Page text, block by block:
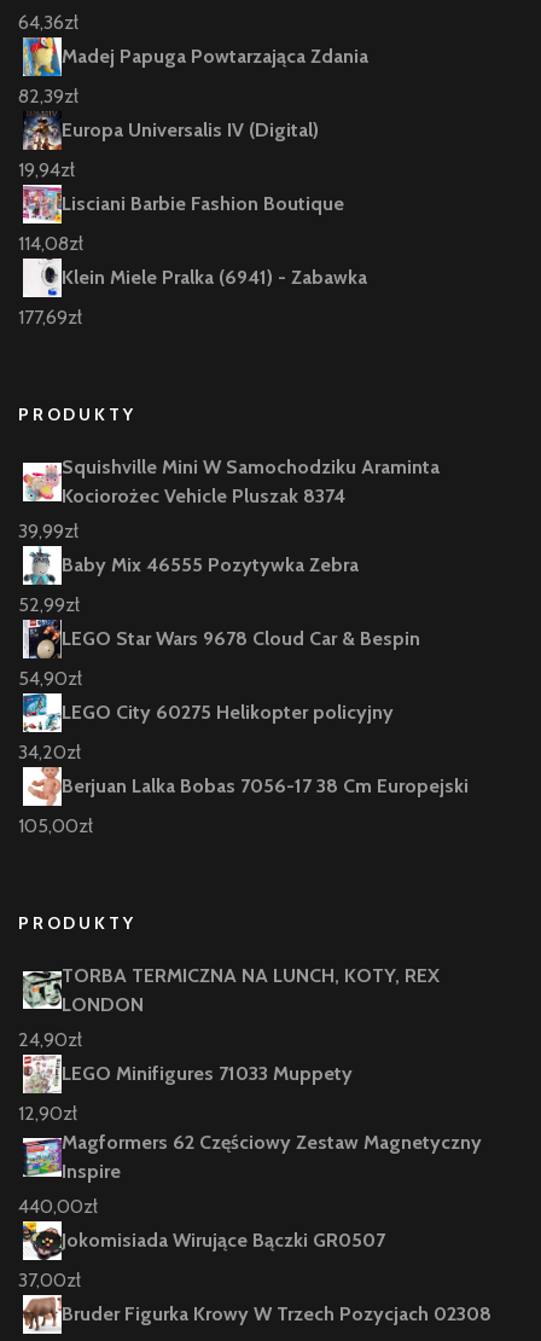
64,36zł
Madej Papuga Powtarzająca Zdania
82,39zł
Europa Universalis IV (Digital)
19,94zł
Lisciani Barbie Fashion Boutique
114,08zł
Klein Miele Pralka (6941) - Zabawka
177,69zł
PRODUKTY
Squishville Mini W Samochodziku Araminta
Kociorożec Vehicle Pluszak 8374
39,99zł
Baby Mix 46555 Pozytywka Zebra
52,99zł
LEGO Star Wars 9678 Cloud Car & Bespin
54,90zł
LEGO City 60275 Helikopter policyjny
34,20zł
Berjuan Lalka Bobas 7056-17 38 Cm Europejski
105,00zł
PRODUKTY
TORBA TERMICZNA NA LUNCH, KOTY, REX
LONDON
24,90zł
LEGO Minifigures 71033 Muppety
12,90zł
Magformers 62 Częściowy Zestaw Magnetyczny
Inspire
440,00zł
Jokomisiada Wirujące Bączki GR0507
37,00zł
Bruder Figurka Krowy W Trzech Pozycjach 02308